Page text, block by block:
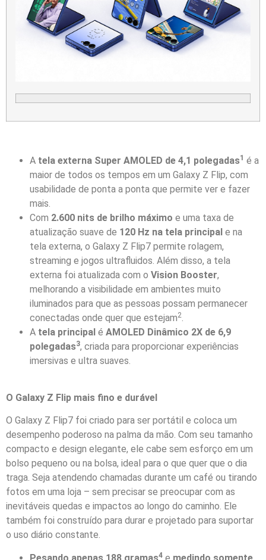
A tela externa Super AMOLED de 4,1 polegadas1 é a
maior de todos os tempos em um Galaxy Z Flip, com
usabilidade de ponta a ponta que permite ver e fazer
mais.
Com 2.600 nits de brilho máximo e uma taxa de
atualização suave de 120 Hz na tela principal e na
tela externa, o Galaxy Z Flip7 permite rolagem,
streaming e jogos ultrafluidos. Além disso, a tela
externa foi atualizada com o Vision Booster,
melhorando a visibilidade em ambientes muito
iluminados para que as pessoas possam permanecer
conectadas onde quer que estejam2
A tela principal é AMOLED Dinâmico 2X de 6,9
polegadas3, criada para proporcionar experiências
imersivas e ultra suaves.
O Galaxy Z Flip mais fino e durável
O Galaxy Z Flip7 foi criado para ser portátil e coloca um
desempenho poderoso na palma da mão. Com seu tamanho
compacto e design elegante, ele cabe sem esforço em um
bolso pequeno ou na bolsa, ideal para o que quer que o dia
traga. Seja atendendo chamadas durante um café ou tirando
fotos em uma loja – sem precisar se preocupar com as
inevitáveis quedas e impactos ao longo do caminho. Ele
também foi construído para durar e projetado para suportar
o uso diário constante.
Pesando apenas 188 gramas4 e medindo somente